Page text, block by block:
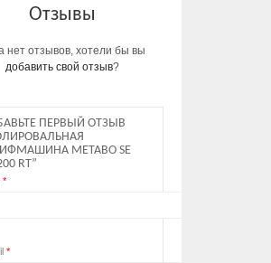
Отзывы
нет отзывов, хотели бы вы
добавить свой отзыв?
ПЕРВЫЙ ОТЗЫВ
METABO SE
RT”
*
*